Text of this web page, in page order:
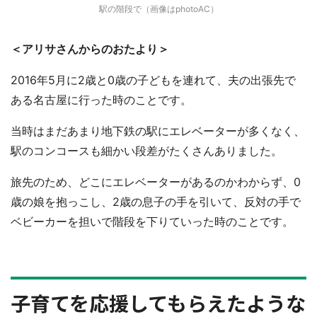
駅の階段で（画像はphotoAC）
＜アリサさんからのおたより＞
2016年5月に2歳と0歳の子どもを連れて、夫の出張先で
ある名古屋に行った時のことです。
当時はまだあまり地下鉄の駅にエレベーターが多くなく、
駅のコンコースも細かい段差がたくさんありました。
旅先のため、どこにエレベーターがあるのかわからず、0
歳の娘を抱っこし、2歳の息子の手を引いて、反対の手で
ベビーカーを担いで階段を下りていった時のことです。
子育てを応援してもらえたような